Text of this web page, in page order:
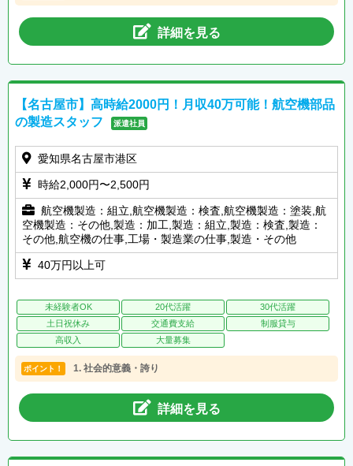
詳細を見る
【名古屋市】高時給2000円！月収40万可能！航空機部品
の製造スタッフ
派遣社員
愛知県名古屋市港区
時給2,000円〜2,500円
航空機製造：組立,航空機製造：検査,航空機製造：塗装,航
空機製造：その他,製造：加工,製造：組立,製造：検査,製造：
その他,航空機の仕事,工場・製造業の仕事,製造・その他
40万円以上可
未経験者OK 20代活躍
30代活躍
土日祝休み
交通費支給
制服貸与
高収入
大量募集
ポイント！ 1. 社会的意義・誇り
詳細を見る